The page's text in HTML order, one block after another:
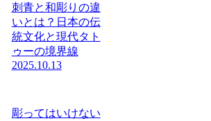
刺青と和彫りの違
いとは？日本の伝
統文化と現代タト
ゥーの境界線
2025.10.13
彫ってはいけない